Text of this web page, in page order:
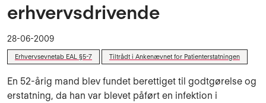
erhvervsdrivende
28-06-2009
Erhvervsevnetab EAL §5-7 Tiltrådt i Ankenævnet for Patienterstatningen
En 52-årig mand blev fundet berettiget til godtgørelse og
erstatning, da han var blevet påført en infektion i